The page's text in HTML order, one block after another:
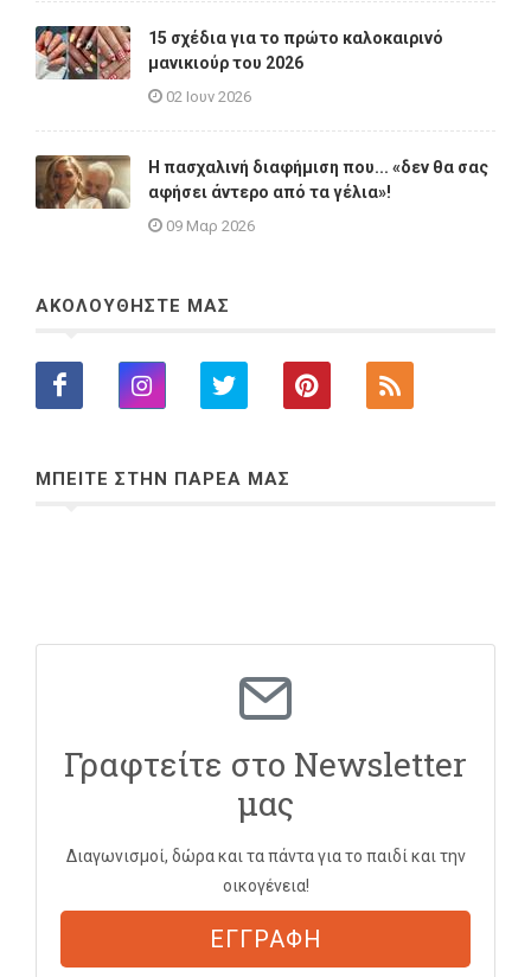
15 σχέδια για το πρώτο καλοκαιρινό
μανικιούρ του 2026
02 Ιουν 2026
Η πασχαλινή διαφήμιση που... «δεν θα σας
αφήσει άντερο από τα γέλια»!
09 Μαρ 2026
ΑΚΟΛΟΥΘΗΣΤΕ ΜΑΣ
ΜΠΕΙΤΕ ΣΤΗΝ ΠΑΡΕΑ ΜΑΣ
Γραφτείτε στο Newsletter
μας
Διαγωνισμοί, δώρα και τα πάντα για το παιδί και την
οικογένεια!
ΕΓΓΡΑΦΗ